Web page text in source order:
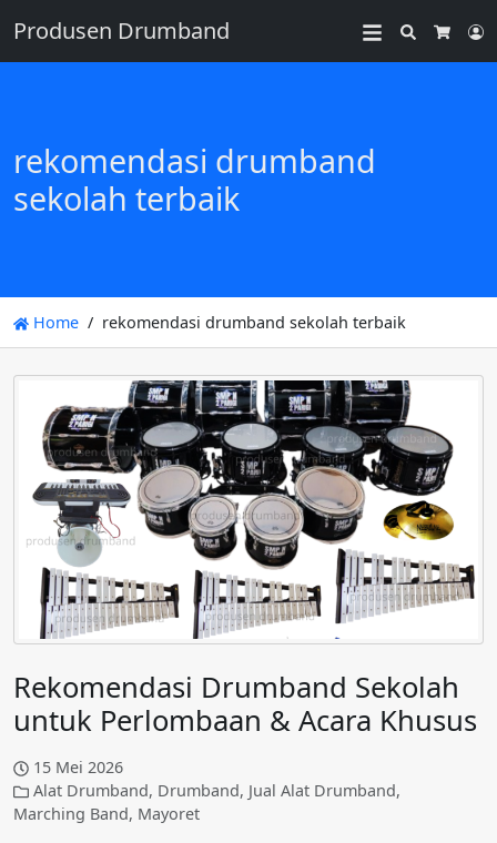
Produsen Drumband
Search
rekomendasi drumband
sekolah terbaik
Home rekomendasi drumband sekolah terbaik
Rekomendasi Drumband Sekolah
untuk Perlombaan & Acara Khusus
15 Mei 2026
Alat Drumband, Drumband, Jual Alat Drumband,
Marching Band, Mayoret